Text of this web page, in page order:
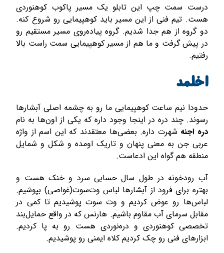
درست سمت چپ این تابلو یک مسیر پاکوب کوهنوردی
هست. تیم فنی از این مسیر باید کوهپیمایی رو شروع کنه.
دو گروه از هم جدا شدیم. گروه پیاده‌روی مسیر مستقیم رو
در پیش گرفت و ما هم از مسیر کوهپیمایی سمت راست بالا
رفتیم.
اخلمد
حدودا نیم ساعت کوهپیمایی ما رو به چشمه اصلی آبشارها
رسوند. چند دره در اینجا وجود داره که یکی از اون‌ها به نام
دره اجنه شهرت داره. بعضی‌ها معتقدند که این اسم از واژه
عربی جن به معنی پنهان و تاریک اومده و شکل و شمایل
منطقه هم گواه این ادعاست.
آب رودخونه در طول سال حسابی سرد و خنک هست و
بهتره برای فرود از آبشارها لباس وت‌سوت(غواصی) بپوشیم.
لباس‌ها رو عوض کردیم و وت سوت پوشیدیم تا کمی در
مقابل سرمای آب مقاوم باشیم. هارنس که در واقع حمایل‌بند
تخصصی کوهنوردی و دره‌نوردی هست رو به پا کردیم.
ابزارهای فنی رو چک کردیم کلاه ایمنی رو پوشیدیم.